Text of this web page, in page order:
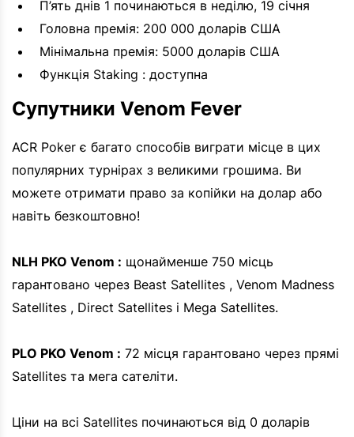
П’ять днів 1 починаються в неділю, 19 січня
Головна премія: 200 000 доларів США
Мінімальна премія: 5000 доларів США
Функція Staking : доступна
Супутники Venom Fever
ACR Poker є багато способів виграти місце в цих
популярних турнірах з великими грошима. Ви
можете отримати право за копійки на долар або
навіть безкоштовно!
NLH PKO Venom : щонайменше 750 місць
гарантовано через Beast Satellites , Venom Madness
Satellites , Direct Satellites і Mega Satellites.
PLO PKO Venom : 72 місця гарантовано через прямі
Satellites та мега сателіти.
Ціни на всі Satellites починаються від 0 доларів